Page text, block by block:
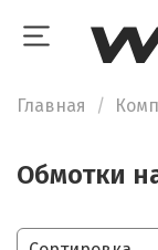
Главная
Обмотки